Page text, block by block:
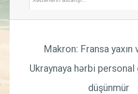
Makron: Fransa yaxın
Ukraynaya hərbi
düşünmür